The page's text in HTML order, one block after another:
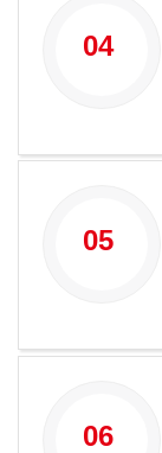
04
05
06